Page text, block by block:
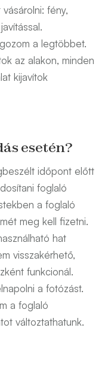
fény,
a legtöbbet.
az alakon, minden
kijavítok
esetén?
időpont előtt
foglaló
a foglaló
meg kell fizetni.
hat
visszakérhető,
funkcionál.
a fotózást.
a foglaló
változtathatunk.